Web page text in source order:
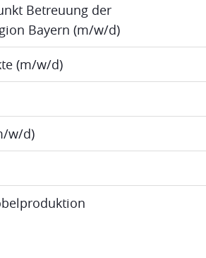
Betreuung der
Bayern (m/w/d)
(m/w/d)
w/d)